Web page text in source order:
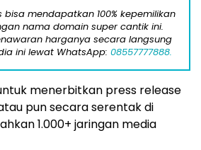
bisa mendapatkan 100% kepemilikan
nama domain super cantik ini.
harganya secara langsung
ini lewat WhatsApp: 08557777888.
menerbitkan press release
pun secara serentak di
1.000+ jaringan media